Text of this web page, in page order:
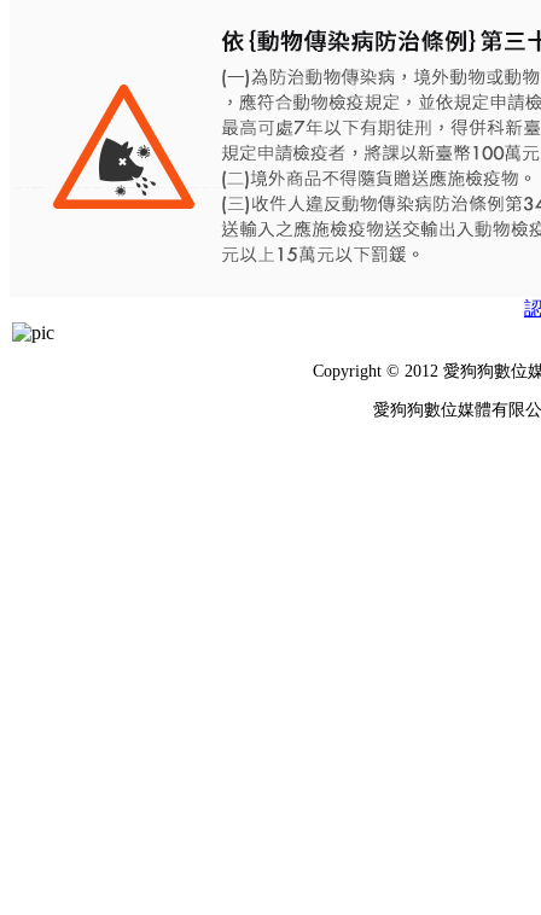
Copyright © 2012 愛狗狗數位
愛狗狗數位媒體有限